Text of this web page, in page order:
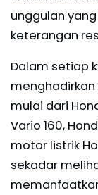
unggulan
keterangan
Dalam setiap
mulai dari
Vario 160,
motor listrik
sekadar